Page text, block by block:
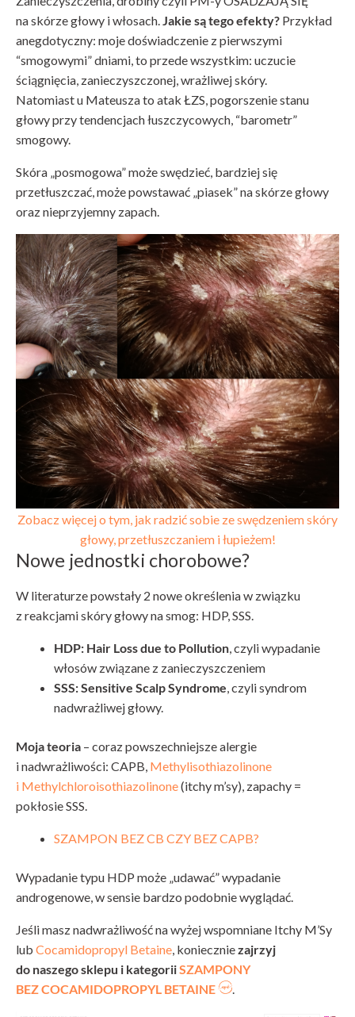
na skórze głowy i włosach. Jakie są tego efekty? Przykład
anegdotyczny: moje doświadczenie z pierwszymi
“smogowymi” dniami, to przede wszystkim: uczucie
ściągnięcia, zanieczyszczonej, wrażliwej skóry.
Natomiast u Mateusza to atak ŁZS, pogorszenie stanu
głowy przy tendencjach łuszczycowych, “barometr”
smogowy.
Skóra „posmogowa” może swędzieć, bardziej się
przetłuszczać, może powstawać „piasek” na skórze głowy
oraz nieprzyjemny zapach.
Zobacz więcej o tym, jak radzić sobie ze swędzeniem skóry
głowy, przetłuszczaniem i łupieżem!
Nowe jednostki chorobowe?
W literaturze powstały 2 nowe określenia w związku
z reakcjami skóry głowy na smog: HDP, SSS.
HDP: Hair Loss due to Pollution , czyli wypadanie
włosów związane z zanieczyszczeniem
SSS: Sensitive Scalp Syndrome , czyli syndrom
nadwrażliwej głowy.
Moja teoria – coraz powszechniejsze alergie
i nadwrażliwości: CAPB, Methylisothiazolinone
i Methylchloroisothiazolinone(itchy m’sy), zapachy =
pokłosie SSS.
SZAMPON BEZ CB CZY BEZ CAPB?
Wypadanie typu HDP może „udawać” wypadanie
androgenowe, w sensie bardzo podobnie wyglądać.
Jeśli masz nadwrażliwość na wyżej wspomniane Itchy M’Sy
lub Cocamidopropyl Betaine , konieczniezajrzyj
do naszego sklepu i kategoriiSZAMPONY
BEZ COCAMIDOPROPYL BETAINE
.